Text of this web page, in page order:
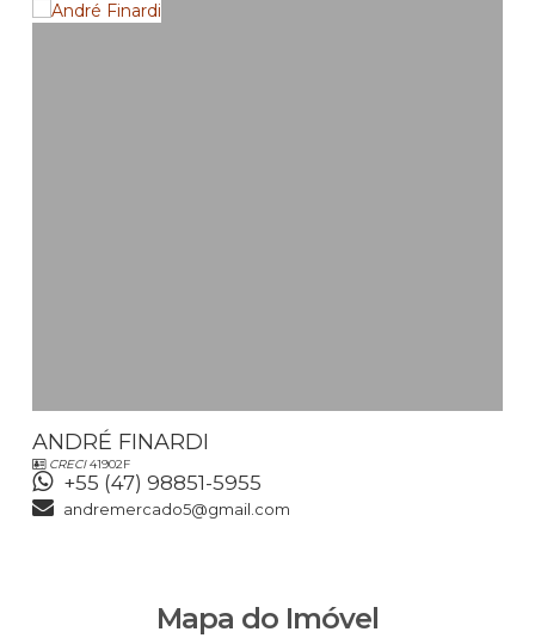
ANDRÉ FINARDI
CRECI41902F
+55 (47) 98851-5955
andremercado5@gmail.com
Mapa do Imóvel